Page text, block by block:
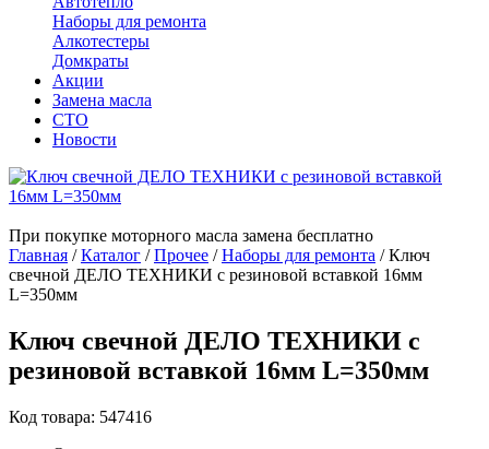
Наборы для ремонта
Алкотестеры
Домкраты
Акции
Замена масла
СТО
Новости
При покупке моторного масла замена бесплатно
Главная /Каталог /Прочее /Наборы для ремонта /Ключ
свечной ДЕЛО ТЕХНИКИ с резиновой вставкой 16мм
L=350мм
Ключ свечной ДЕЛО ТЕХНИКИ с
резиновой вставкой 16мм L=350мм
Код товара: 547416